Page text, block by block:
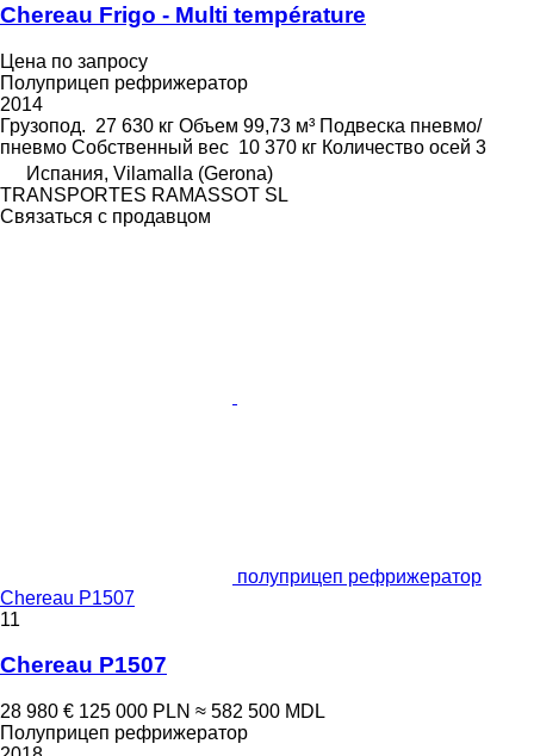
Chereau Frigo - Multi température
Цена по запросу
Полуприцеп рефрижератор
2014
Грузопод. 27 630 кг Объем 99,73 м³ Подвеска пневмо/
пневмо Собственный вес 10 370 кг Количество осей 3
Испания, Vilamalla (Gerona)
TRANSPORTES RAMASSOT SL
Связаться с продавцом
полуприцеп рефрижератор
Chereau P1507
11
Chereau P1507
28 980 € 125 000 PLN ≈ 582 500 MDL
Полуприцеп рефрижератор